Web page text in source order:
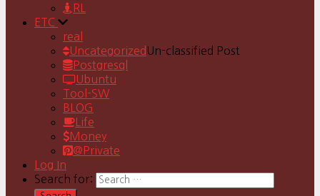
RL
ETC
real
Uncategorized Un-classified Post
Postgresql
Ubuntu
Tool-SW
BLOG
Life
Money
@Private
Log In
Search for: